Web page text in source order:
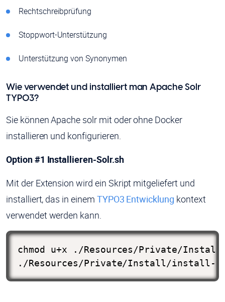
Rechtschreibprüfung
Stoppwort-Unterstützung
Unterstützung von Synonymen
Wie verwendet und installiert man Apache Solr
TYPO3?
Sie können Apache solr mit oder ohne Docker
installieren und konfigurieren.
Option #1 Installieren-Solr.sh
Mit der Extension wird ein Skript mitgeliefert und
installiert, das in einem TYPO3 Entwicklung kontext
verwendet werden kann.
chmod u+x ./Resources/Private/
./Resources/Private/Install/install-